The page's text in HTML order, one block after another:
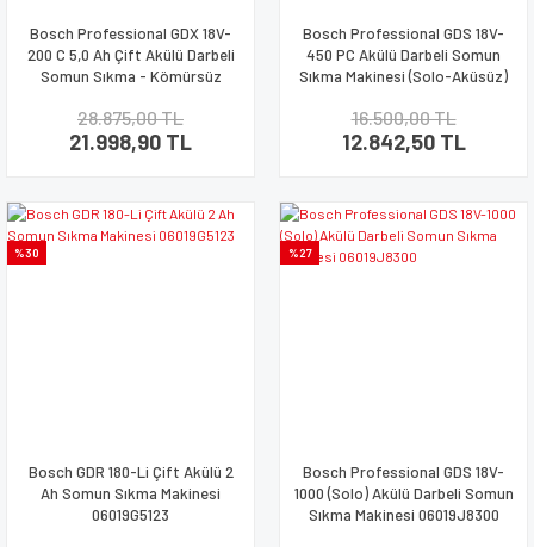
Bosch Professional GDX 18V-
200 C 5,0 Ah Çift Akülü Darbeli
Somun Sıkma - Kömürsüz
28.875,00 TL
21.998,90 TL
Bosch Professional GDS 18V-
450 PC Akülü Darbeli Somun
Sıkma Makinesi (Solo-Aküsüz)
16.500,00 TL
12.842,50 TL
%30
Bosch GDR 180-Li Çift Akülü 2
Ah Somun Sıkma Makinesi
06019G5123
%27
Bosch Professional GDS 18V-
1000 (Solo) Akülü Darbeli Somun
Sıkma Makinesi 06019J8300